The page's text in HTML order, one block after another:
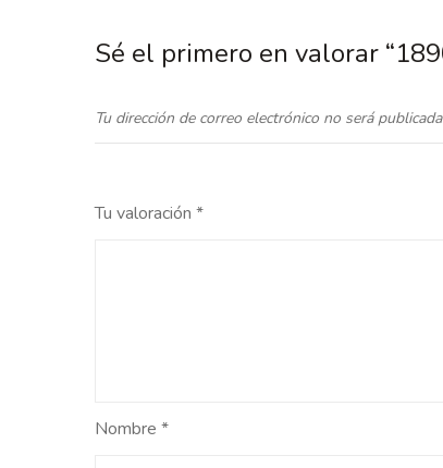
Sé el primero en valorar
Tu dirección de correo electrónico no será
Tu valoración *
Nombre *